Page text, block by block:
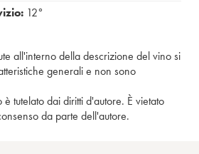
12°
all'interno della descrizione del vino si
generali e non sono
è tutelato dai diritti d'autore. È vietato
da parte dell'autore.